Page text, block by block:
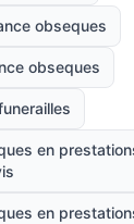
obseques
obseques
en
en